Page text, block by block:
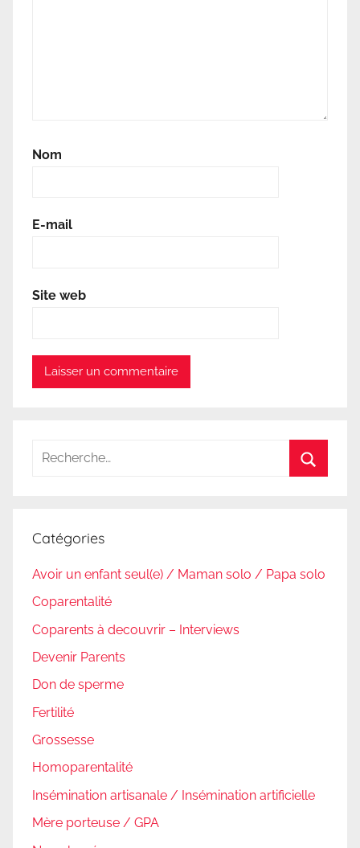
Nom
E-mail
Site web
Recherche
Catégories
Avoir un enfant seul(e) / Maman solo / Papa solo
Coparentalité
Coparents à decouvrir – Interviews
Devenir Parents
Don de sperme
Fertilité
Grossesse
Homoparentalité
Insémination artisanale / Insémination artificielle
Mère porteuse / GPA